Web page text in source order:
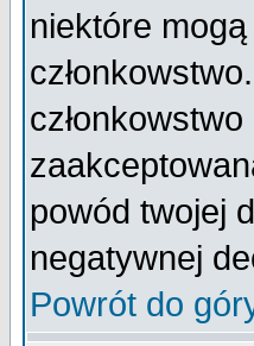
niektóre
powód twojej
negatywnej
Powrót do